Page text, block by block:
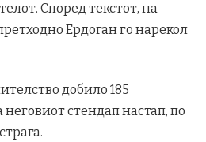
Според текстот, на
Ердоган го нарекол
добило 185
стендап настап, по